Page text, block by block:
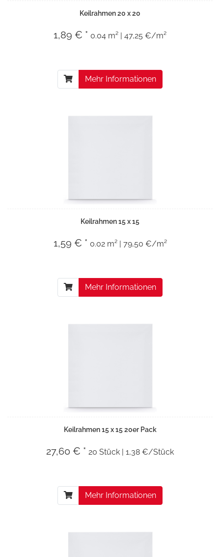
Keilrahmen 20 x 20
1,89 € * 0.04 m² | 47,25 €/m²
Mehr Informationen
Keilrahmen 15 x 15
1,59 € * 0.02 m² | 79,50 €/m²
Mehr Informationen
Keilrahmen 15 x 15 20er Pack
27,60 € * 20 Stück | 1,38 €/Stück
Mehr Informationen